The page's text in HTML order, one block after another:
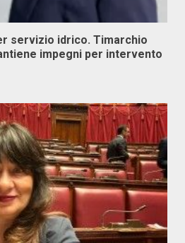
servizio idrico. Timarchio
impegni per intervento